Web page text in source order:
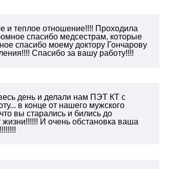
и теплое отношение!!!! Проходила
спасибо медсестрам, которые
спасибо моему доктору Гончарову
Спасибо за вашу работу!!!!
день и делали нам ПЭТ КТ с
в конце от нашего мужского
вы старались и бились до
жизни!!!!!! И очень обстановка ваша